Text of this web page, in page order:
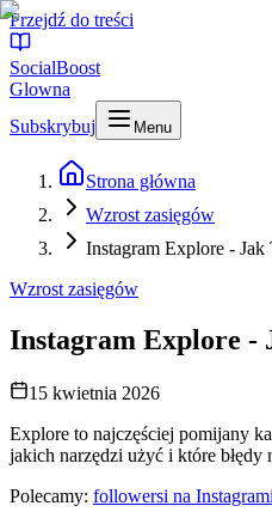
Przejdź do treści
SocialBoost
Glowna
Subskrybuj
Menu
Strona główna
Wzrost zasięgów
Instagram Explore -
Wzrost zasięgów
Instagram Explore -
15 kwietnia 2026
Explore to najczęściej pomijany
jakich narzędzi użyć i które błędy
Polecamy: followersi na